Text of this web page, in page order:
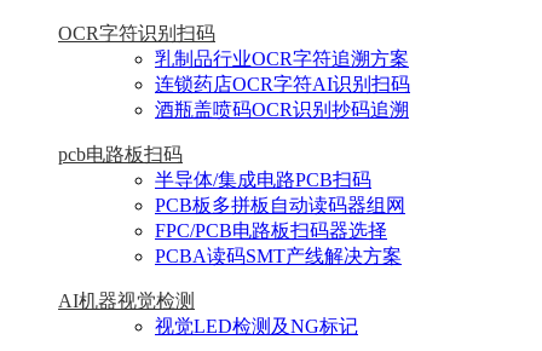
OCR字符识别扫码
乳制品行业OCR字符追溯方案
连锁药店OCR字符AI识别扫码
酒瓶盖喷码OCR识别抄码追溯
pcb电路板扫码
半导体/集成电路PCB扫码
PCB板多拼板自动读码器组网
FPC/PCB电路板扫码器选择
PCBA读码SMT产线解决方案
AI机器视觉检测
视觉LED检测及NG标记